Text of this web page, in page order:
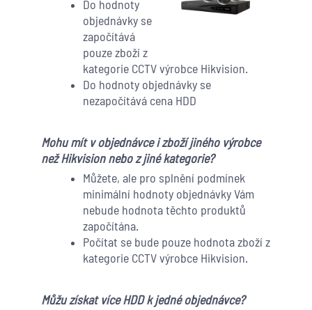
Do hodnoty
objednávky se
započítává
pouze zboží z
kategorie CCTV výrobce Hikvision.
Do hodnoty objednávky se
nezapočítává cena HDD
Mohu mít v objednávce i zboží jiného výrobce
než Hikvision nebo z jiné kategorie?
Můžete, ale pro splnění podmínek
minimální hodnoty objednávky Vám
nebude hodnota těchto produktů
započítána.
Počítat se bude pouze hodnota zboží z
kategorie CCTV výrobce Hikvision.
Můžu získat více HDD k jedné objednávce?